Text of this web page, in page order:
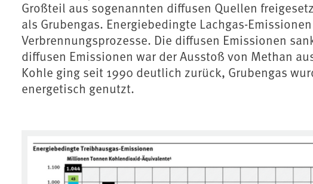
Großteil aus sogenannten diffusen Quellen
als Grubengas. Energiebedingte Lachgas-
Verbrennungsprozesse. Die diffusen Emissionen
diffusen Emissionen war der Ausstoß von Methan
Kohle ging seit 1990 deutlich zurück, Grubengas
energetisch genutzt.